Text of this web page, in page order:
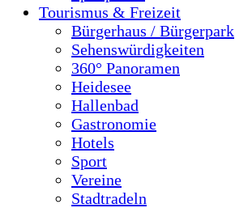
Tourismus & Freizeit
Bürgerhaus / Bürgerpark
Sehenswürdigkeiten
360° Panoramen
Heidesee
Hallenbad
Gastronomie
Hotels
Sport
Vereine
Stadtradeln